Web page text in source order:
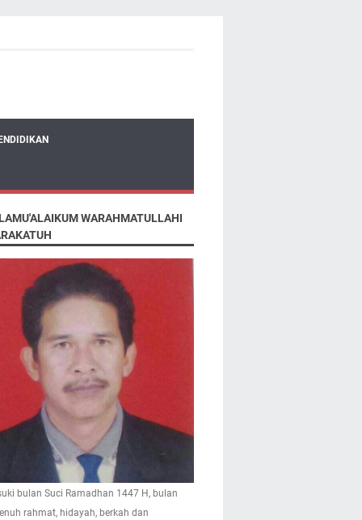
WARAHMATULLAHI
bulan Suci Ramadhan 1447 H, bulan
rahmat, hidayah, berkah dan